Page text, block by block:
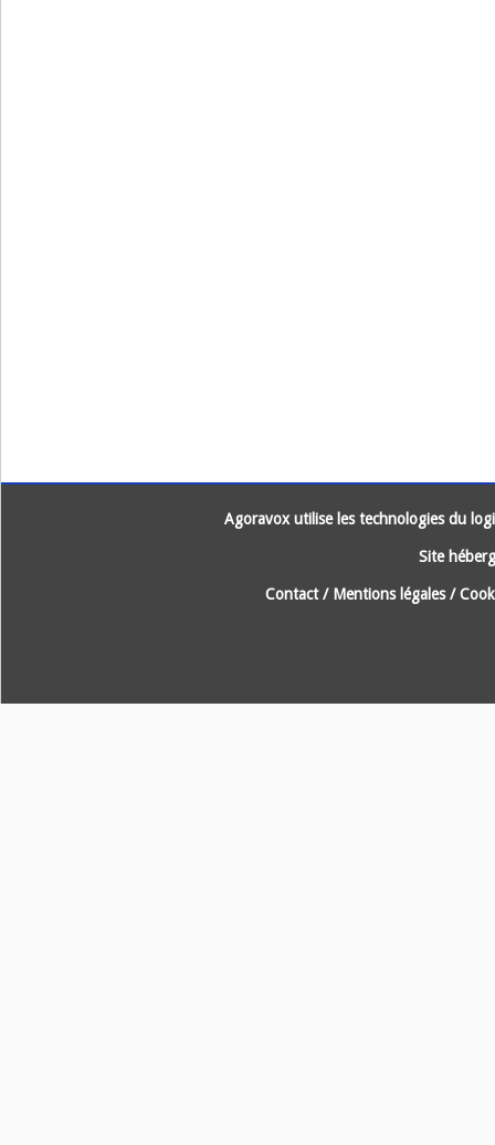
Agoravox utilise les technologies du
Site
Contact/ Mentions légales/